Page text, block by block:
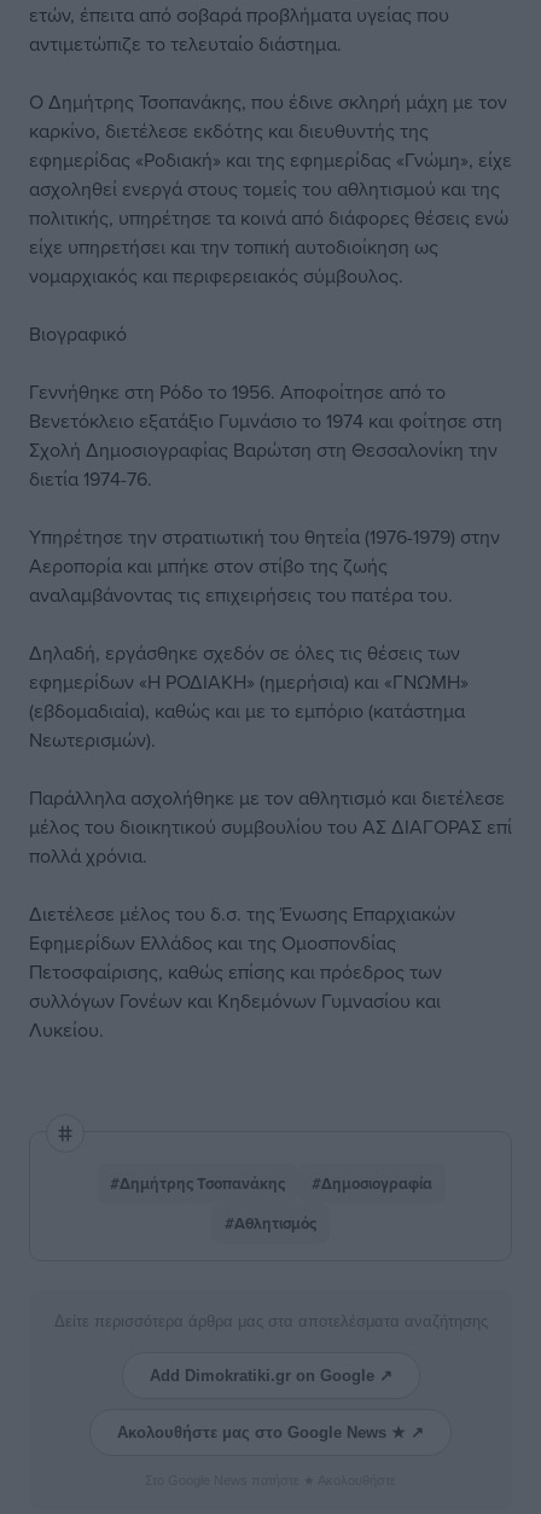
ετών, έπειτα από σοβαρά προβλήματα υγείας που
αντιμετώπιζε το τελευταίο διάστημα.
Ο Δημήτρης Τσοπανάκης, που έδινε σκληρή μάχη με τον
καρκίνο, διετέλεσε εκδότης και διευθυντής της
εφημερίδας «Ροδιακή» και της εφημερίδας «Γνώμη», είχε
ασχοληθεί ενεργά στους τομείς του αθλητισμού και της
πολιτικής, υπηρέτησε τα κοινά από διάφορες θέσεις ενώ
είχε υπηρετήσει και την τοπική αυτοδιοίκηση ως
νομαρχιακός και περιφερειακός σύμβουλος.
Βιογραφικό
Γεννήθηκε στη Ρόδο το 1956. Αποφοίτησε από το
Βενετόκλειο εξατάξιο Γυμνάσιο το 1974 και φοίτησε στη
Σχολή Δημοσιογραφίας Βαρώτση στη Θεσσαλονίκη την
διετία 1974-76.
Υπηρέτησε την στρατιωτική του θητεία (1976-1979) στην
Αεροπορία και μπήκε στον στίβο της ζωής
αναλαμβάνοντας τις επιχειρήσεις του πατέρα του.
Δηλαδή, εργάσθηκε σχεδόν σε όλες τις θέσεις των
εφημερίδων «Η ΡΟΔΙΑΚΗ» (ημερήσια) και «ΓΝΩΜΗ»
(εβδομαδιαία), καθώς και με το εμπόριο (κατάστημα
Νεωτερισμών).
Παράλληλα ασχολήθηκε με τον αθλητισμό και διετέλεσε
μέλος του διοικητικού συμβουλίου του ΑΣ ΔΙΑΓΟΡΑΣ επί
πολλά χρόνια.
Διετέλεσε μέλος του δ.σ. της Ένωσης Επαρχιακών
Εφημερίδων Ελλάδος και της Ομοσπονδίας
Πετοσφαίρισης, καθώς επίσης και πρόεδρος των
συλλόγων Γονέων και Κηδεμόνων Γυμνασίου και
Λυκείου.
#Δημήτρης Τσοπανάκης
#Δημοσιογραφία
#Αθλητισμός
Δείτε περισσότερα άρθρα μας στα αποτελέσματα αναζήτησης
Add Dimokratiki.gr on Google ↗
Ακολουθήστε μας στο Google News ★ ↗